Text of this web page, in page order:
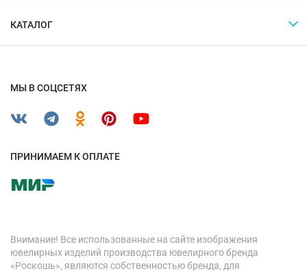
КАТАЛОГ
МЫ В СОЦСЕТЯХ
ПРИНИМАЕМ К ОПЛАТЕ
Внимание! Все использованные на сайте изображения
ювелирных изделий производства ювелирного бренда
«Роскошь», являются собственностью бренда, для